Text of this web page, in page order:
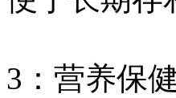
3：营养保